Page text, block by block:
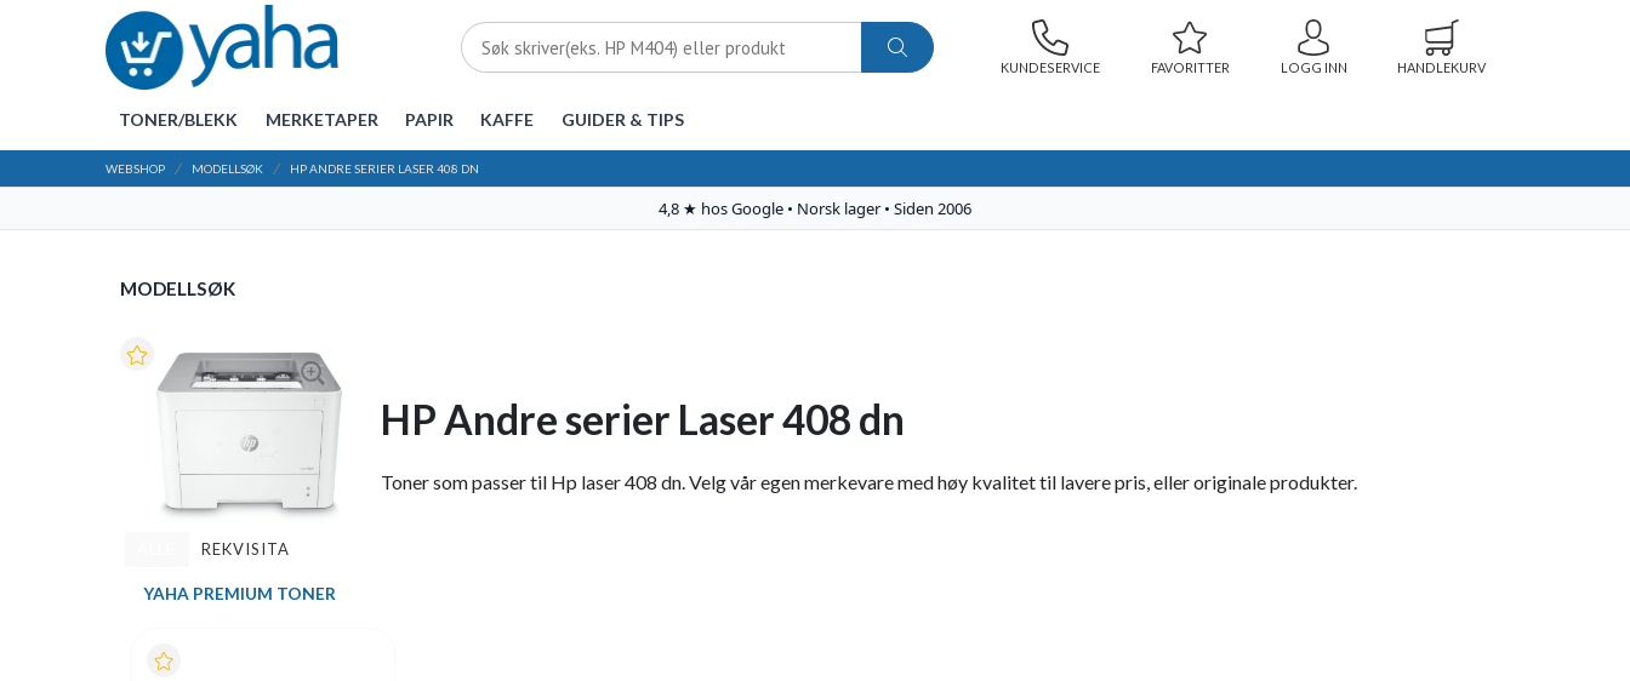
KUNDESERVICE FAVORITTER LOGG INN HANDLEKURV
TONER/BLEKK MERKETAPER PAPIR KAFFE GUIDER & TIPS
WEBSHOP MODELLSØK HP ANDRE SERIER LASER 408 DN
MODELLSØK
HP Andre serier Laser 408 dn
Toner som passer til Hp laser 408 dn. Velg vår egen merkevare med høy kvalitet til lavere pris, eller originale produkter.
REKVISITA
YAHA PREMIUM TONER